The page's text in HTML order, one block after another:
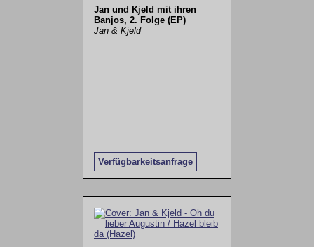
Jan und Kjeld mit ihren
Banjos, 2. Folge (EP)
Jan & Kjeld
Verfügbarkeitsanfrage